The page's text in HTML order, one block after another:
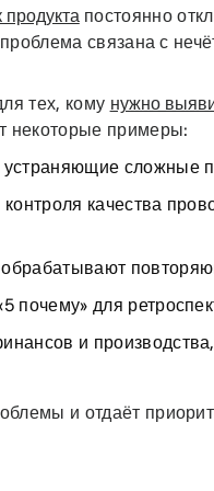
продукта постоянно
связана с
тех, кому нужно
некоторые примеры:
устраняющие сложные
качества
для
и
и отдаёт